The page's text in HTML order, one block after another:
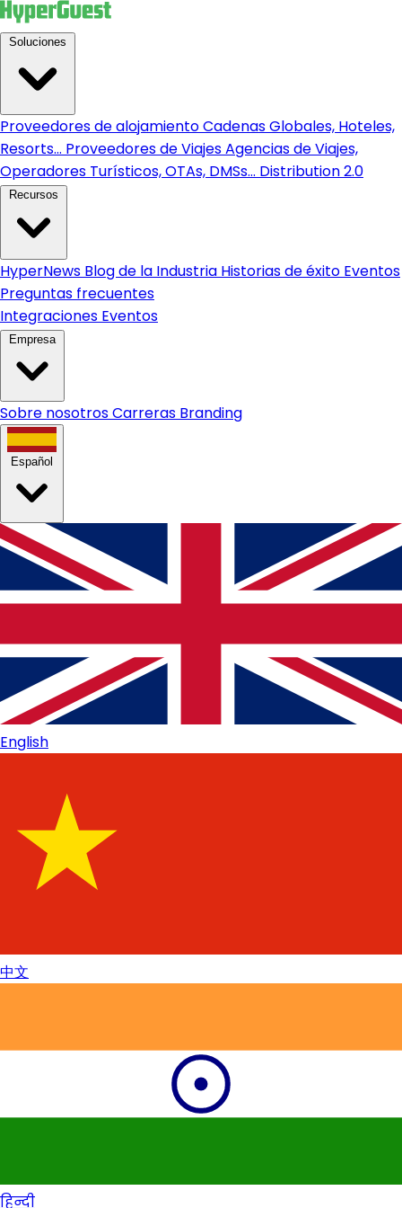
Proveedores de alojamientoCadenas Globales, Hoteles,
Resorts... Proveedores de ViajesAgencias de Viajes,
Operadores Turísticos, OTAs, DMSs... Distribution 2.0
HyperNews Blog de la Industria Historias de éxito Eventos
Preguntas frecuentes
Integraciones Eventos
Empresa
Sobre nosotrosCarreras Branding
Español
English
中文
हिन्दी